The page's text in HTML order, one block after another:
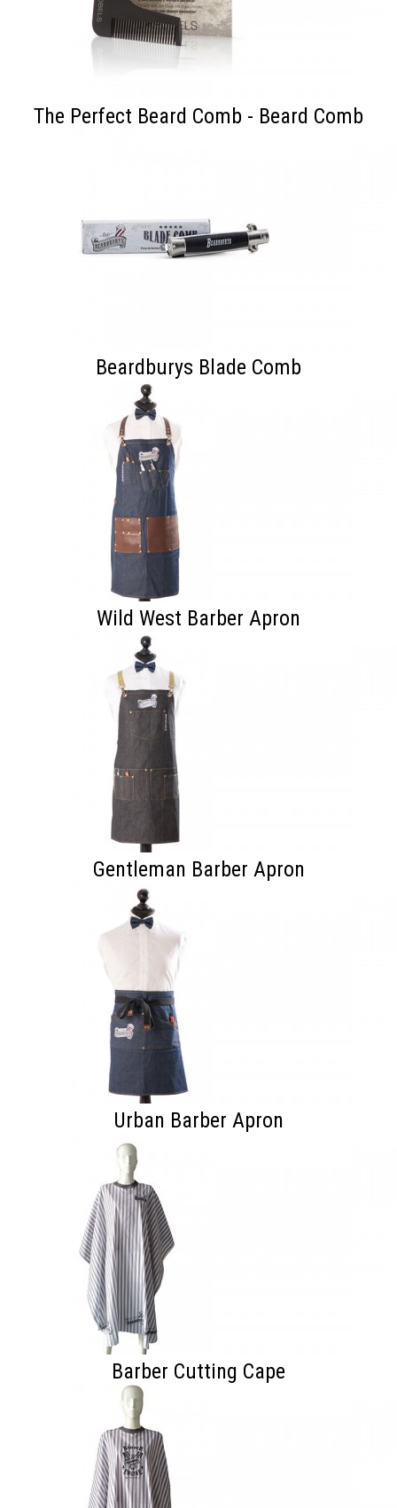
The Perfect Beard Comb - Beard Comb
Beardburys Blade Comb
Wild West Barber Apron
Gentleman Barber Apron
Urban Barber Apron
Barber Cutting Cape